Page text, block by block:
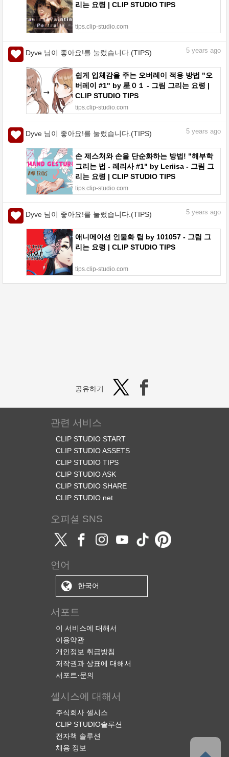
리는 요령 | CLIP STUDIO TIPS
tips.clip-studio.com
Dyve 님이 좋아요!를 눌렀습니다.(TIPS) 5 years ago
쉽게 입체감을 주는 오버레이 적용 방법 "오
버레이 #1" by 星０１ - 그림 그리는 요령 |
CLIP STUDIO TIPS
tips.clip-studio.com
Dyve 님이 좋아요!를 눌렀습니다.(TIPS) 5 years ago
손 제스처와 손을 단순화하는 방법! "해부학
그리는 법 - 레리사 #1" by Leriisa - 그림 그
리는 요령 | CLIP STUDIO TIPS
tips.clip-studio.com
Dyve 님이 좋아요!를 눌렀습니다.(TIPS) 5 years ago
애니메이션 인물화 팁 by 101057 - 그림 그
리는 요령 | CLIP STUDIO TIPS
tips.clip-studio.com
공유하기
관련 서비스
CLIP STUDIO START
CLIP STUDIO ASSETS
CLIP STUDIO TIPS
CLIP STUDIO ASK
CLIP STUDIO SHARE
CLIP STUDIO.net
오피셜 SNS
언어
한국어
서포트
이 서비스에 대해서
이용약관
개인정보 취급방침
저작권과 상표에 대해서
서포트·문의
셀시스에 대해서
주식회사 셀시스
CLIP STUDIO솔루션
전자책 솔루션
채용 정보